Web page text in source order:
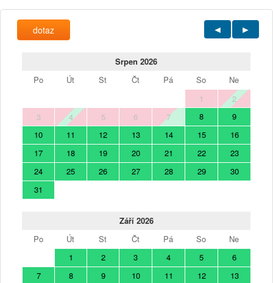
dotaz
Srpen 2026
Po
Út St Čt Pá So
Ne
1
2
3
4 5 6 7 8
9
10
11 12 13 14 15
16
17
18 19 20 21 22
23
24
25 26 27 28 29
30
31
Září 2026
Po
Út St Čt Pá So
Ne
1
2 3 4 5
6
7
8 9 10 11 12
13